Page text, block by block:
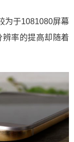
为于1081080屏幕
率的提高却随着